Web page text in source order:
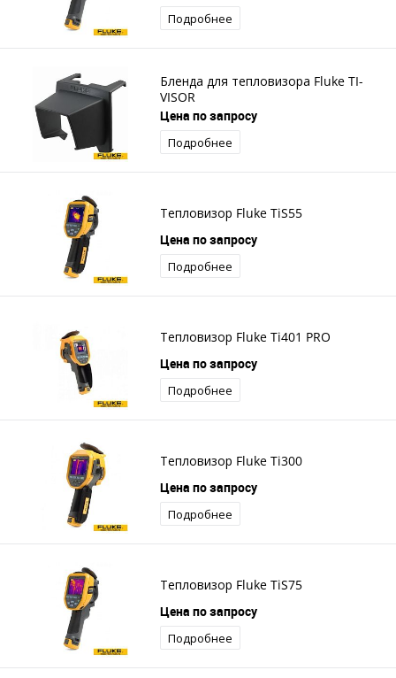
Подробнее
Бленда для тепловизора Fluke TI-
VISOR
Цена по запросу
Подробнее
Тепловизор Fluke TiS55
Цена по запросу
Подробнее
Тепловизор Fluke Ti401 PRO
Цена по запросу
Подробнее
Тепловизор Fluke Ti300
Цена по запросу
Подробнее
Тепловизор Fluke TiS75
Цена по запросу
Подробнее